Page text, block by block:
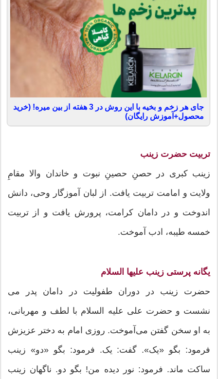
جای هر زخم و بخیه با این روش در 3 هفته از بین میره! (خرید
محصول+آموزش رایگان)
تربیت حضرت زینب
زینب کبری در حصنِ حصینِ نبوت و خاندان والا مقامِ
ولایت و امامت تربیت یافت. از لبان آموزگار وحی، دانش
اندوخت و در دامان کرامت، پرورش یافت و از تربیت
خمسه طیبه، ادب آموخت.
یگانه پرستی زینب علیها السلام
حضرت زینب در دوران طفولیت در دامان پدر می
نشست و حضرت علی علیه السلام با لطف و مهربانی،
به او سخن گفتن می‌آموخت. روزی امام به دختر عزیزش
فرمود: بگو «یک». گفت: یک. فرمود: بگو «دو» زینب
ساکت ماند. فرمود: نور دیده من! بگو دو. ناگهان زینب